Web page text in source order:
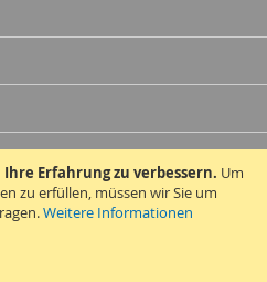
Erfahrung zu verbessern. Um
zu erfüllen, müssen wir Sie um
Weitere Informationen
2026 Traummatten.de